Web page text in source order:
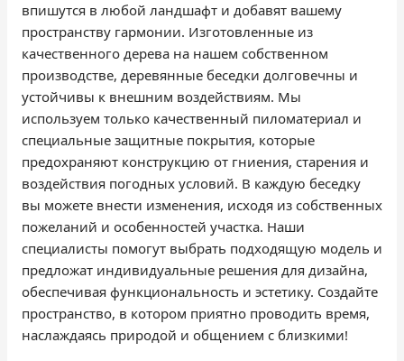
впишутся в любой ландшафт и добавят вашему
пространству гармонии. Изготовленные из
качественного дерева на нашем собственном
производстве, деревянные беседки долговечны и
устойчивы к внешним воздействиям. Мы
используем только качественный пиломатериал и
специальные защитные покрытия, которые
предохраняют конструкцию от гниения, старения и
воздействия погодных условий. В каждую беседку
вы можете внести изменения, исходя из собственных
пожеланий и особенностей участка. Наши
специалисты помогут выбрать подходящую модель и
предложат индивидуальные решения для дизайна,
обеспечивая функциональность и эстетику. Создайте
пространство, в котором приятно проводить время,
наслаждаясь природой и общением с близкими!